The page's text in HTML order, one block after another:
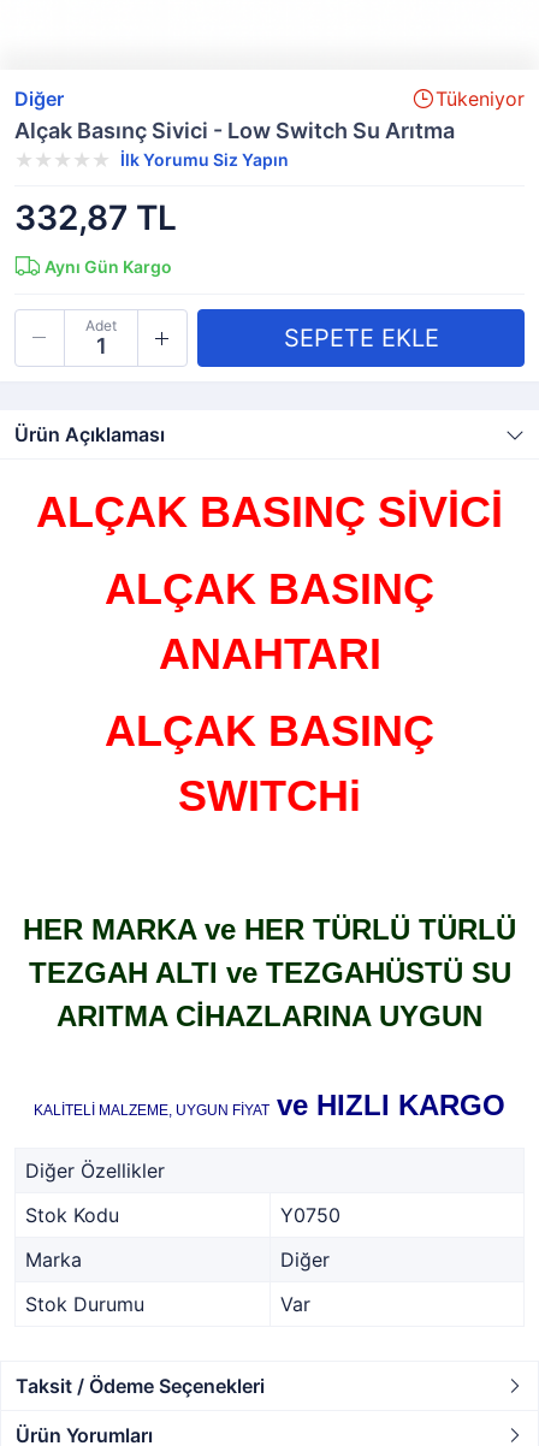
Diğer Tükeniyor
Alçak Basınç Sivici - Low Switch Su Arıtma
İlk Yorumu Siz Yapın
332,87 TL
Aynı Gün Kargo
Adet
Ürün Açıklaması
ALÇAK BASINÇ SİVİCİ
ALÇAK BASINÇ
ANAHTARI
ALÇAK BASINÇ
SWITCHi
HER MARKA ve HER TÜRLÜ TÜRLÜ
TEZGAH ALTI ve TEZGAHÜSTÜ SU
ARITMA CİHAZLARINA UYGUN
KALİTELİ MALZEME, UYGUN FİYAT ve HIZLI KARGO
Diğer Özellikler
Stok Kodu
Y0750
Marka
Diğer
Stok Durumu
Var
Taksit / Ödeme Seçenekleri
Ürün Yorumları